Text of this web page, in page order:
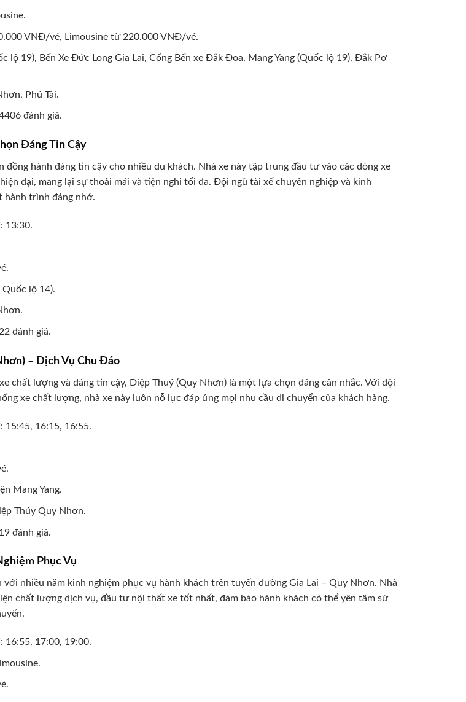
VNĐ/vé, Limousine từ 220.000 VNĐ/vé.
lộ 19), Bến Xe Đức Long Gia Lai, Cổng Bến xe Đắk Đoa, Mang Yang (Quốc lộ 19), Đắk Pơ
Phú Tài.
đánh giá.
Đáng Tin Cậy
đồng hành đáng tin cậy cho nhiều du khách. Nhà xe này tập trung đầu tư vào các dòng xe
đại, mang lại sự thoải mái và tiện nghi tối đa. Đội ngũ tài xế chuyên nghiệp và kinh
hành trình đáng nhớ.
: 13:30.
Quốc lộ 14).
đánh giá.
– Dịch Vụ Chu Đáo
chất lượng và đáng tin cậy, Diệp Thuý (Quy Nhơn) là một lựa chọn đáng cân nhắc. Với đội
xe chất lượng, nhà xe này luôn nỗ lực đáp ứng mọi nhu cầu di chuyển của khách hàng.
: 15:45, 16:15, 16:55.
Mang Yang.
Thúy Quy Nhơn.
đánh giá.
Phục Vụ
với nhiều năm kinh nghiệm phục vụ hành khách trên tuyến đường Gia Lai – Quy Nhơn. Nhà
chất lượng dịch vụ, đầu tư nội thất xe tốt nhất, đảm bảo hành khách có thể yên tâm sử
: 16:55, 17:00, 19:00.